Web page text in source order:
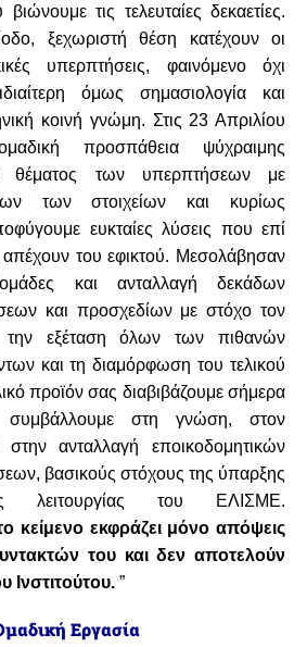
τις τελευταίες δεκαετίες.
ξεχωριστή θέση κατέχουν οι
υπερπτήσεις, φαινόμενο όχι
όμως σημασιολογία και
κοινή γνώμη. Στις 23 Απριλίου
προσπάθεια ψύχραιμης
θέματος των υπερπτήσεων με
των στοιχείων και κυρίως
ευκταίες λύσεις που επί
του εφικτού. Μεσολάβησαν
και ανταλλαγή δεκάδων
και προσχεδίων με στόχο τον
την εξέταση όλων των πιθανών
και τη διαμόρφωση του τελικού
προϊόν σας διαβιβάζουμε σήμερα
συμβάλλουμε στη γνώση, στον
ανταλλαγή εποικοδομητικών
βασικούς στόχους της ύπαρξης
λειτουργίας του ΕΛΙΣΜΕ.
κείμενο εκφράζει μόνο απόψεις
του και δεν αποτελούν
Ινστιτούτου. ”
Εργασία